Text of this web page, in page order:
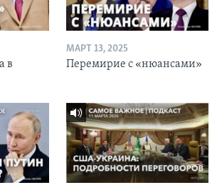
в
МАРТ 13, 2025
Перемирие с «нюансами»